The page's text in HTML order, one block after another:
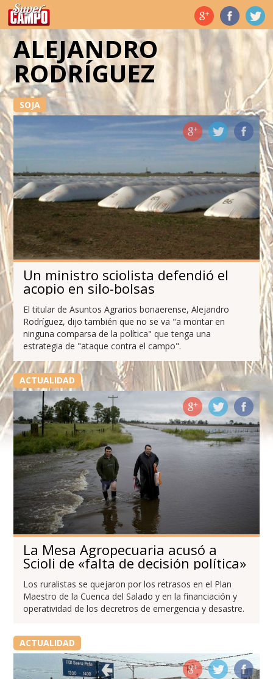
Temas de hoy
ALEJANDRO
RODRÍGUEZ
SOJA
Un ministro sciolista defendió el
acopio en silo-bolsas
El titular de Asuntos Agrarios bonaerense, Alejandro
Rodríguez, dijo también que no se va "a montar en
ninguna comparsa de la política" que tenga una
estrategia de "ataque contra el campo".
ACTUALIDAD
La Mesa Agropecuaria acusó a
Scioli de «falta de decisión política»
Los ruralistas se quejaron por los retrasos en el Plan
Maestro de la Cuenca del Salado y en la financiación y
operatividad de los decretros de emergencia y desastre.
ACTUALIDAD